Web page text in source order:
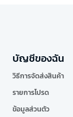
บัญชีของฉัน
วิธีการจัดส่งสินค้า
รายการโปรด
ข้อมูลส่วนตัว